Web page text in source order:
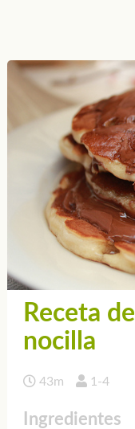
Receta
nocilla
43m 1-4
Ingredientes